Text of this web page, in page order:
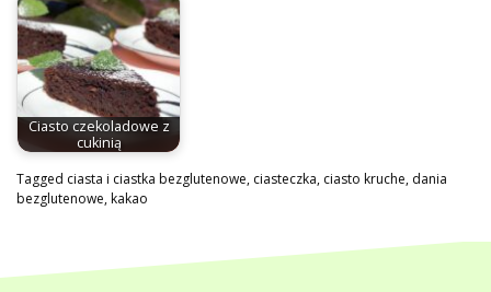
Ciasto czekoladowe z
cukinią
Tagged ciasta i ciastka bezglutenowe, ciasteczka, ciasto kruche, dania
bezglutenowe,kakao